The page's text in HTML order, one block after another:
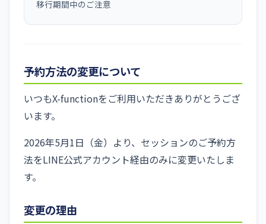
移行期間中のご注意
予約方法の変更について
いつもX-functionをご利用いただきありがとうござ
います。
2026年5月1日（金）より、セッションのご予約方
法をLINE公式アカウント経由のみに変更いたしま
す。
変更の理由